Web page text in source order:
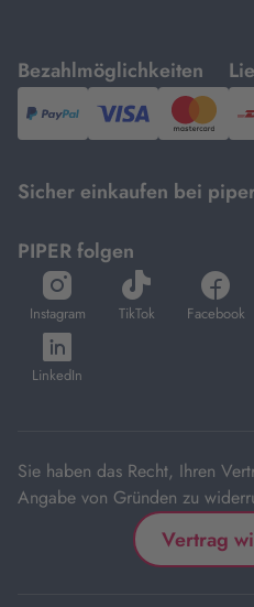
Bezahlmöglichkeiten
mit
PayPal,Visa
und
Sicher einkaufen bei
PIPER folgen
Instagram
öffnet
in
neuem
Tab
TikTok
öffnet
in
Facebook
öffnet
in
LinkedIn
öffnet
in
Sie haben das Recht, Ihren
Angabe von Gründen zu
Vertrag